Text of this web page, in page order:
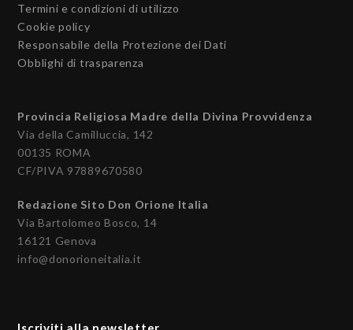
Termini e condizioni di utilizzo
Cookie policy
Responsabile della Protezione dei Dati
Obblighi di trasparenza
Provincia Religiosa Madre della Divina Provvidenza
Via della Camilluccia, 142
00135 ROMA
CF/PIVA 97889670580
Redazione Sito Don Orione Italia
Via Bartolomeo Bosco, 14
16121 Genova
info@donorioneitalia.it